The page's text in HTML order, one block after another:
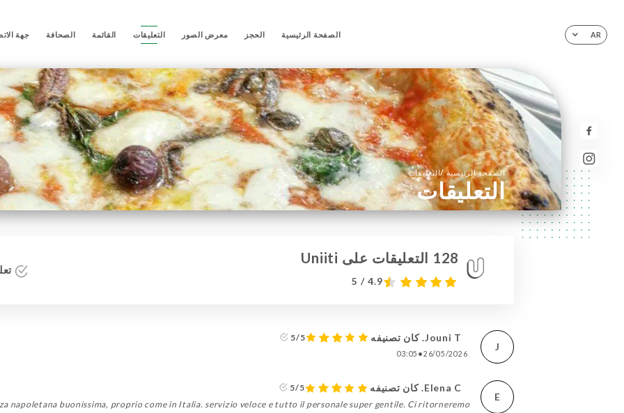
AR الصفحة الرئيسية الحجز معرض الصور التعليقات القائمة الصحافة جهة
الصفحة الرئيسية/التعليقات
التعليقات
128 التعليقات على Uniiti
4.9 / 5
J
Jouni T. كان تصنيفه 5/5
26/05/2026
•
03:05
E
Elena C. كان تصنيفه
5/5
napoletana buonissima, proprio come in Italia. servizio veloce e tutto il personale super gentile. Ci ritorneremo!!